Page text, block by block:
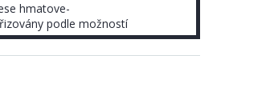
hmatove-
podle možností